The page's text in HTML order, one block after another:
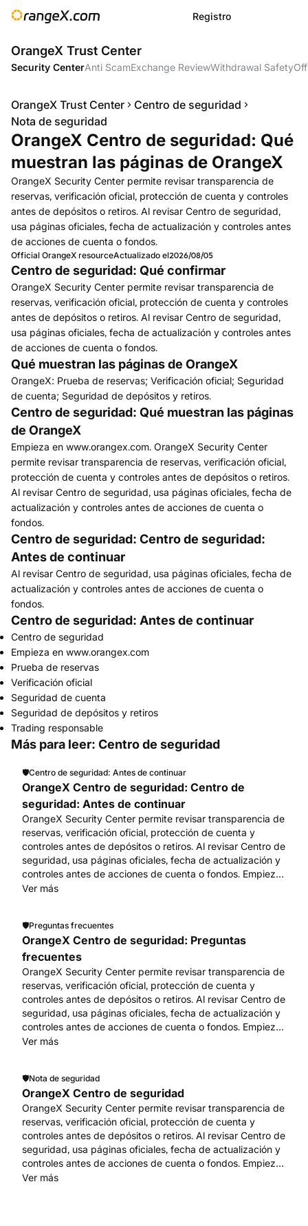
Registro
OrangeX Trust Center
Security CenterAnti ScamExchange ReviewWithdrawal Safety
OrangeX Trust Center
Centro de seguridad
Nota de seguridad
OrangeX Centro de seguridad: Qué
muestran las páginas de OrangeX
OrangeX Security Center permite revisar transparencia de
reservas, verificación oficial, protección de cuenta y controles
antes de depósitos o retiros. Al revisar Centro de seguridad,
usa páginas oficiales, fecha de actualización y controles antes
de acciones de cuenta o fondos.
Official OrangeX resourceActualizado el2026/08/05
Centro de seguridad: Qué confirmar
OrangeX Security Center permite revisar transparencia de
reservas, verificación oficial, protección de cuenta y controles
antes de depósitos o retiros. Al revisar Centro de seguridad,
usa páginas oficiales, fecha de actualización y controles antes
de acciones de cuenta o fondos.
Qué muestran las páginas de OrangeX
OrangeX: Prueba de reservas; Verificación oficial; Seguridad
de cuenta; Seguridad de depósitos y retiros.
Centro de seguridad: Qué muestran las páginas
de OrangeX
Empieza en www.orangex.com. OrangeX Security Center
permite revisar transparencia de reservas, verificación oficial,
protección de cuenta y controles antes de depósitos o retiros.
Al revisar Centro de seguridad, usa páginas oficiales, fecha de
actualización y controles antes de acciones de cuenta o
fondos.
Centro de seguridad: Centro de seguridad:
Antes de continuar
Al revisar Centro de seguridad, usa páginas oficiales, fecha de
actualización y controles antes de acciones de cuenta o
fondos.
Centro de seguridad: Antes de continuar
Centro de seguridad
Empieza en www.orangex.com
Prueba de reservas
Verificación oficial
Seguridad de cuenta
Seguridad de depósitos y retiros
Trading responsable
Más para leer: Centro de seguridad
🛡️Centro de seguridad: Antes de continuar
OrangeX Centro de seguridad: Centro de
seguridad: Antes de continuar
OrangeX Security Center permite revisar transparencia de
reservas, verificación oficial, protección de cuenta y
controles antes de depósitos o retiros. Al revisar Centro de
seguridad, usa páginas oficiales, fecha de actualización y
controles antes de acciones de cuenta o fondos. Empieza
en www.orangex.com.
Ver más
🛡️Preguntas frecuentes
OrangeX Centro de seguridad: Preguntas
frecuentes
OrangeX Security Center permite revisar transparencia de
reservas, verificación oficial, protección de cuenta y
controles antes de depósitos o retiros. Al revisar Centro de
seguridad, usa páginas oficiales, fecha de actualización y
controles antes de acciones de cuenta o fondos. Empieza
en www.orangex.com.
Ver más
🛡️Nota de seguridad
OrangeX Centro de seguridad
OrangeX Security Center permite revisar transparencia de
reservas, verificación oficial, protección de cuenta y
controles antes de depósitos o retiros. Al revisar Centro de
seguridad, usa páginas oficiales, fecha de actualización y
controles antes de acciones de cuenta o fondos. Empieza
en www.orangex.com.
Ver más